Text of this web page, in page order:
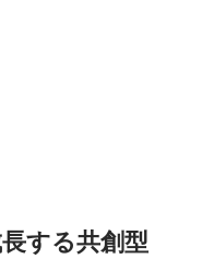
する共創型